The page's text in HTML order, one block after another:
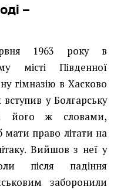
–
1963 року в
місті Південної
гімназію в Хасково
у Болгарську
його ж словами,
право літати на
Вийшов з неї у
після падіння
заборонили